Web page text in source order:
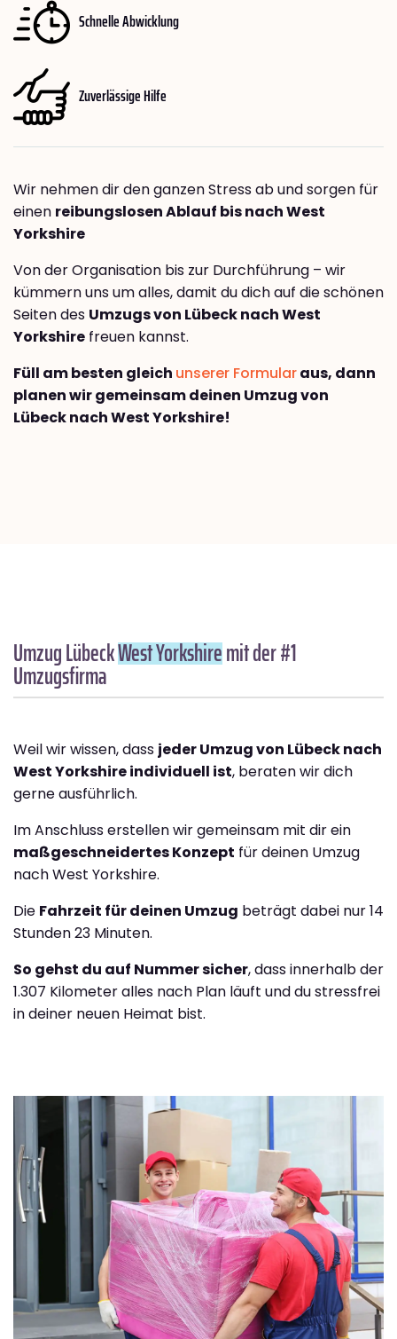
Schnelle Abwicklung
Zuverlässige Hilfe
Wir nehmen dir den ganzen Stress ab und sorgen für
einen reibungslosen Ablauf bis nach West
Yorkshire
Von der Organisation bis zur Durchführung – wir
kümmern uns um alles, damit du dich auf die schönen
Seiten des Umzugs von Lübeck nach West
Yorkshire freuen kannst.
Füll am besten gleich unserer Formularaus, dann
planen wir gemeinsam deinen Umzug von
Lübeck nach West Yorkshire!
Umzug LübeckWest Yorkshiremit der #1
Umzugsfirma
Weil wir wissen, dass jeder Umzug von Lübeck nach
West Yorkshire individuell ist, beraten wir dich
gerne ausführlich.
Im Anschluss erstellen wir gemeinsam mit dir ein
maßgeschneidertes Konzept für deinen Umzug
nach West Yorkshire.
Die Fahrzeit für deinen Umzug beträgt dabei nur 14
Stunden 23 Minuten.
So gehst du auf Nummer sicher, dass innerhalb der
1.307 Kilometer alles nach Plan läuft und du stressfrei
in deiner neuen Heimat bist.